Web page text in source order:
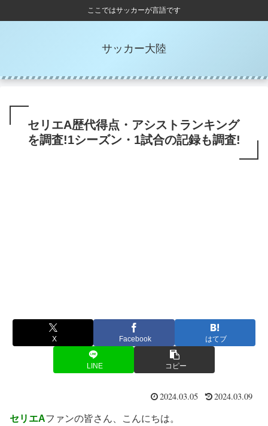
ここではサッカーが言語です
サッカー大陸
セリエA歴代得点・アシストランキング
を調査!1シーズン・1試合の記録も調査!
X Facebook はてブ
LINE コピー
2024.03.05 2024.03.09
セリエAファンの皆さん、こんにちは。